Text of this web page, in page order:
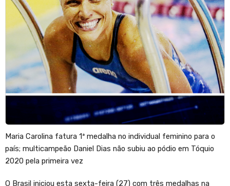
Maria Carolina fatura 1ª medalha no individual feminino para o
país; multicampeão Daniel Dias não subiu ao pódio em Tóquio
2020 pela primeira vez
O Brasil iniciou esta sexta-feira (27) com três medalhas na